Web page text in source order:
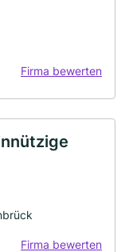
Firma bewerten
Firma bewerten